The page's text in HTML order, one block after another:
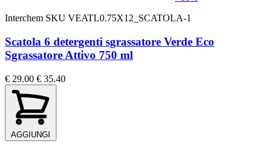
Interchem SKU VEATL0.75X12_SCATOLA-1
Scatola 6 detergenti sgrassatore Verde Eco
Sgrassatore Attivo 750 ml
€ 29.00 € 35.40
AGGIUNGI